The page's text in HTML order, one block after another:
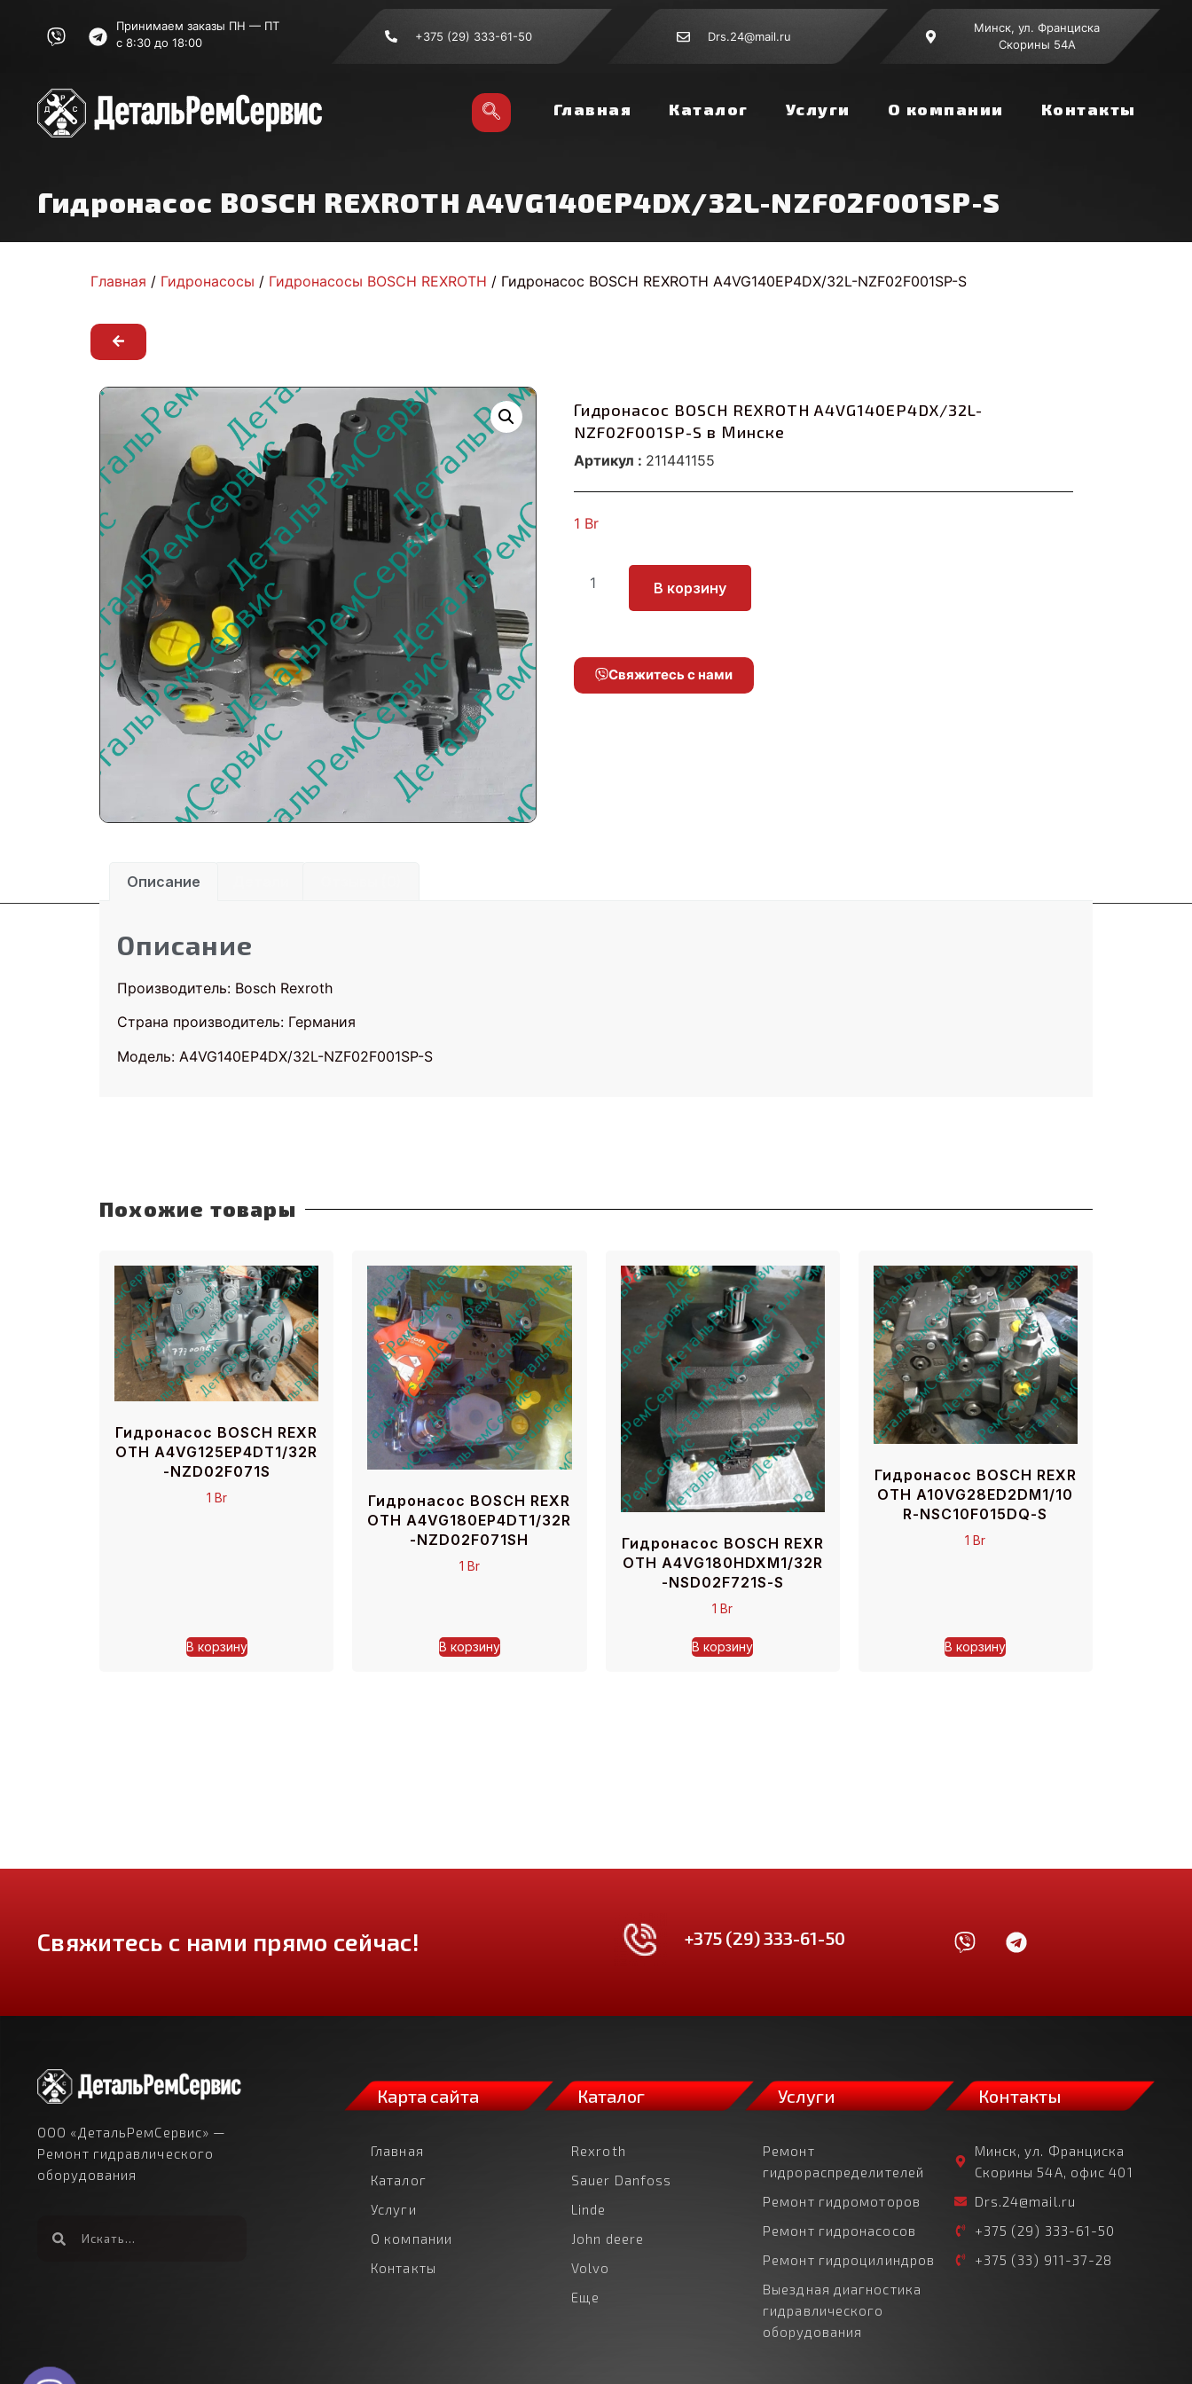
Принимаем заказы ПН — ПТ
с 8:30 до 18:00
+375 (29) 333-61-50 Drs.24@mail.ru
Минск, ул. Франциска
Скорины 54А
Главная Каталог Услуги О компании Контакты
Гидронасос BOSCH REXROTH A4VG140EP4DX/32L-NZF02F001SP-S
Главная / Гидронасосы / Гидронасосы BOSCH REXROTH / Гидронасос BOSCH REXROTH A4VG140EP4DX/32L-NZF02F001SP-S
Гидронасос BOSCH REXROTH A4VG140EP4DX/32L-
NZF02F001SP-S в Минске
Артикул : 211441155
1 Br
В корзину
Свяжитесь с нами
Описание
Описание
Производитель: Bosch Rexroth
Страна производитель: Германия
Модель: A4VG140EP4DX/32L-NZF02F001SP-S
Похожие товары
Гидронасос BOSCH REXR
OTH A4VG125EP4DT1/32R
-NZD02F071S
1 Br
В корзину
Гидронасос BOSCH REXR
OTH A4VG180EP4DT1/32R
-NZD02F071SH
1 Br
В корзину
Гидронасос BOSCH REXR
OTH A4VG180HDXM1/32R
-NSD02F721S-S
1Br
В корзину
Гидронасос BOSCH REXR
OTH A10VG28ED2DM1/10
R-NSC10F015DQ-S
1Br
В корзину
Свяжитесь с нами прямо сейчас! +375 (29) 333-61-50
ООО «ДетальРемСервис» —
Ремонт гидравлического
оборудования
Карта сайта
Главная
Каталог
Услуги
О компании
Контакты
Каталог
Rexroth
Sauer Danfoss
Linde
John deere
Volvo
Еще
Услуги
Ремонт
гидрораспределителей
Ремонт гидромоторов
Ремонт гидронасосов
Ремонт гидроцилиндров
Выездная диагностика
гидравлического
оборудования
Контакты
Минск, ул. Франциска
Скорины 54А, офис 401
Drs.24@mail.ru
+375 (29) 333-61-50
+375 (33) 911-37-28